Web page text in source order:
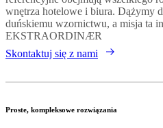
wnętrza hotelowe i biura. Dążymy
duńskiemu wzornictwu, a misja ta
EKSTRAORDINÆR
Skontaktuj się z nami
Proste, kompleksowe rozwiązania